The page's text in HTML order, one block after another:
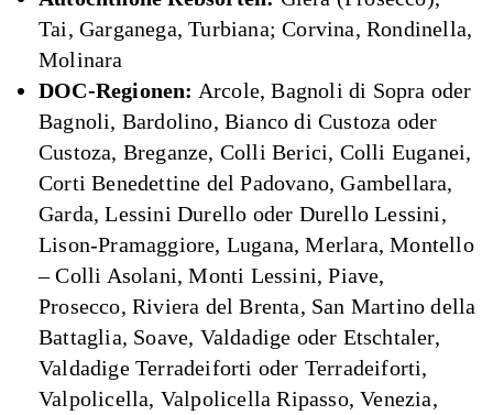
Tai, Garganega, Turbiana; Corvina, Rondinella,
Molinara
DOC-Regionen: Arcole, Bagnoli di Sopra oder
Bagnoli, Bardolino, Bianco di Custoza oder
Custoza, Breganze, Colli Berici, Colli Euganei,
Corti Benedettine del Padovano, Gambellara,
Garda, Lessini Durello oder Durello Lessini,
Lison-Pramaggiore, Lugana, Merlara, Montello
– Colli Asolani, Monti Lessini, Piave,
Prosecco, Riviera del Brenta, San Martino della
Battaglia, Soave, Valdadige oder Etschtaler,
Valdadige Terradeiforti oder Terradeiforti,
Valpolicella, Valpolicella Ripasso, Venezia,